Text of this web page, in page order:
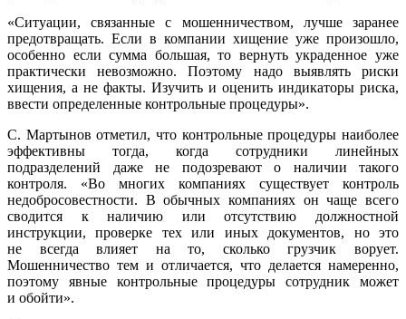
«Ситуации, связанные с мошенничеством, лучше заранее
предотвращать. Если в компании хищение уже произошло,
особенно если сумма большая, то вернуть украденное уже
практически невозможно. Поэтому надо выявлять риски
хищения, а не факты. Изучить и оценить индикаторы риска,
ввести определенные контрольные процедуры».
С. Мартынов отметил, что контрольные процедуры наиболее
эффективны тогда, когда сотрудники линейных
подразделений даже не подозревают о наличии такого
контроля. «Во многих компаниях существует контроль
недобросовестности. В обычных компаниях он чаще всего
сводится к наличию или отсутствию должностной
инструкции, проверке тех или иных документов, но это
не всегда влияет на то, сколько грузчик ворует.
Мошенничество тем и отличается, что делается намеренно,
поэтому явные контрольные процедуры сотрудник может
и обойти».